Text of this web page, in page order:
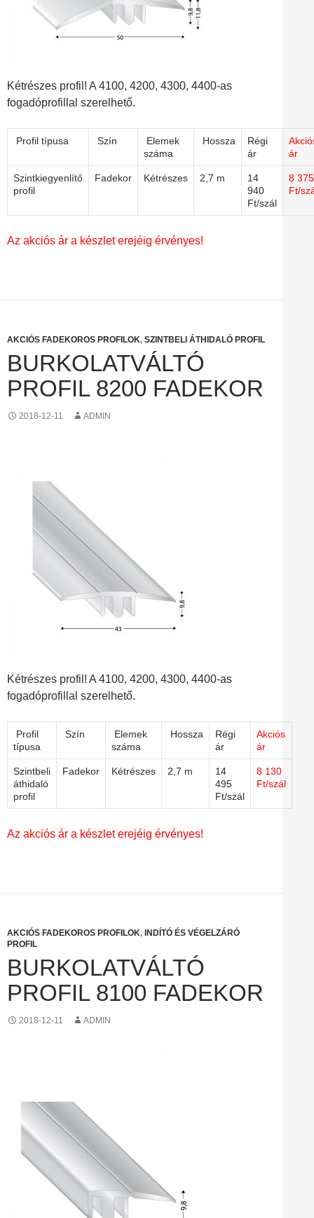
Kétrészes profil! A 4100, 4200, 4300, 4400-as
fogadóprofillal szerelhető.
Profil típusa Szín
Elemek
száma
Hossza
Régi
ár
ár
Szintkiegyenlítő
profil
Fadekor Kétrészes 2,7 m
14
940
Ft/szál
8 375
Ft/
Az akciós ár a készlet erejéig érvényes!
AKCIÓS FADEKOROS PROFILOK, SZINTBELI ÁTHIDALÓ PROFIL
BURKOLATVÁLTÓ
PROFIL 8200 FADEKOR
2018-12-11 ADMIN
Kétrészes profil! A 4100, 4200, 4300, 4400-as
fogadóprofillal szerelhető.
Profil
típusa
Szín
Elemek
száma
Hossza
Régi
ár
Akciós
ár
Szintbeli
áthidaló
profil
Fadekor Kétrészes 2,7 m
14
495
Ft/szál
8 130
Ft/szál
Az akciós ár a készlet erejéig érvényes!
AKCIÓS FADEKOROS PROFILOK, INDÍTÓ ÉS VÉGELZÁRÓ
PROFIL
BURKOLATVÁLTÓ
PROFIL 8100 FADEKOR
2018-12-11 ADMIN